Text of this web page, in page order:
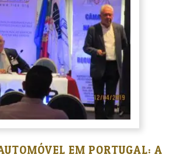
EM PORTUGAL: A